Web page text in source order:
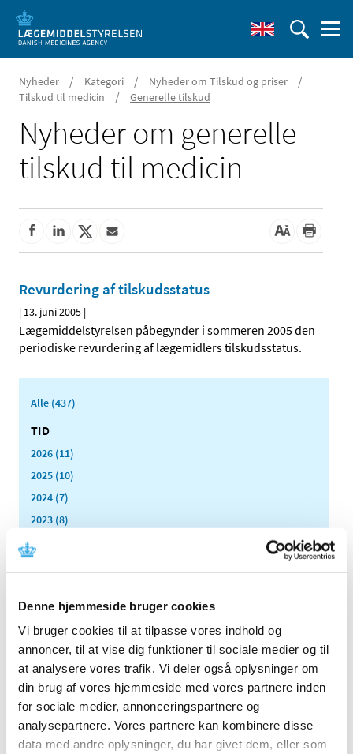
Denne hjemmeside bruger cookies
Vi bruger cookies til at tilpasse vores indhold og
annoncer, til at vise dig funktioner til sociale medier og til
at analysere vores trafik. Vi deler også oplysninger om
din brug af vores hjemmeside med vores partnere inden
for sociale medier, annonceringspartnere og
analysepartnere. Vores partnere kan kombinere disse
data med andre oplysninger, du har givet dem, eller som
Nyheder / Kategori / Nyheder om Tilskud og priser /
Tilskud til medicin / Generelle tilskud
Nyheder om generelle
tilskud til medicin
Revurdering af tilskudsstatus
| 13. juni 2005 |
Lægemiddelstyrelsen påbegynder i sommeren 2005 den
periodiske revurdering af lægemidlers tilskudsstatus.
Alle (437)
TID
2026 (11)
2025 (10)
2024 (7)
2023 (8)
2019 (39)
2018 (40)
2017 (31)
2016 (42)
2015 (30)
2014 (44)
2013 (44)